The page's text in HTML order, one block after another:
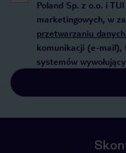
Poland Sp. z o.o. i
marketingowych, w
przetwarzaniu
komunikacji (e-mail),
systemów